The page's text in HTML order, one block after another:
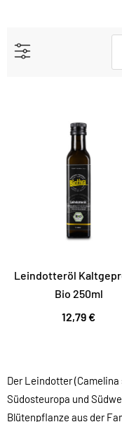
Leindotteröl
Bio 250ml
12,79 €
Der Leindotter
Südosteuropa und
Blütenpflanze aus der